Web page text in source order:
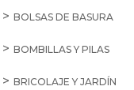
BOLSAS DE BASURA
BOMBILLAS Y PILAS
BRICOLAJE Y JARDÍN